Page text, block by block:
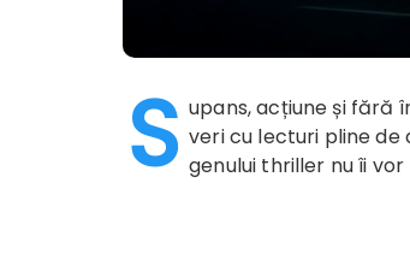
S upans, acțiune și fără
veri cu lecturi pline de
genului thriller nu îi